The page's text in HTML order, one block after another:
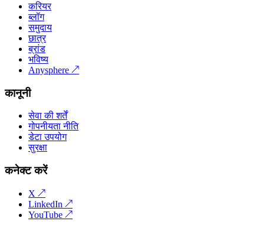
करियर
ब्लॉग
समुदाय
छात्र
ब्रांड
भविष्य
Anysphere ↗
कानूनी
सेवा की शर्तें
गोपनीयता नीति
डेटा उपयोग
सुरक्षा
कनेक्ट करें
X ↗
LinkedIn ↗
YouTube ↗